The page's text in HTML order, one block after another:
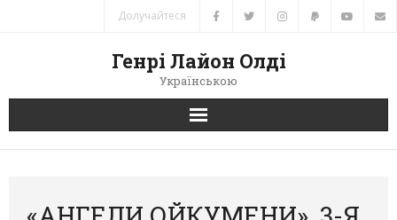
Долучайтеся
Генрі Лайон Олді
Українською
Головна